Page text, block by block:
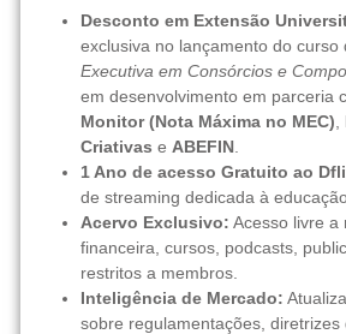
Desconto em Extensão
exclusiva no lançamento do curso
Executiva em Consórcios e
em desenvolvimento em parceria
Monitor (Nota Máxima no MEC)
Criativas e ABEFIN
1 Ano de acesso Gratuito ao
de streaming dedicada à
Acervo Exclusivo: Acesso livre a
financeira, cursos, podcasts,
restritos a membros.
Inteligência de Mercado:
sobre regulamentações, diretrizes